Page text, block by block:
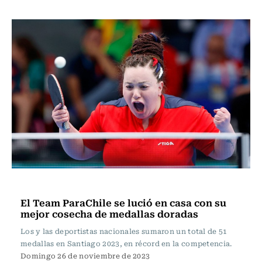
El Team ParaChile se lució en casa con su
mejor cosecha de medallas doradas
Los y las deportistas nacionales sumaron un total de 51
medallas en Santiago 2023, en récord en la competencia.
Domingo 26 de noviembre de 2023